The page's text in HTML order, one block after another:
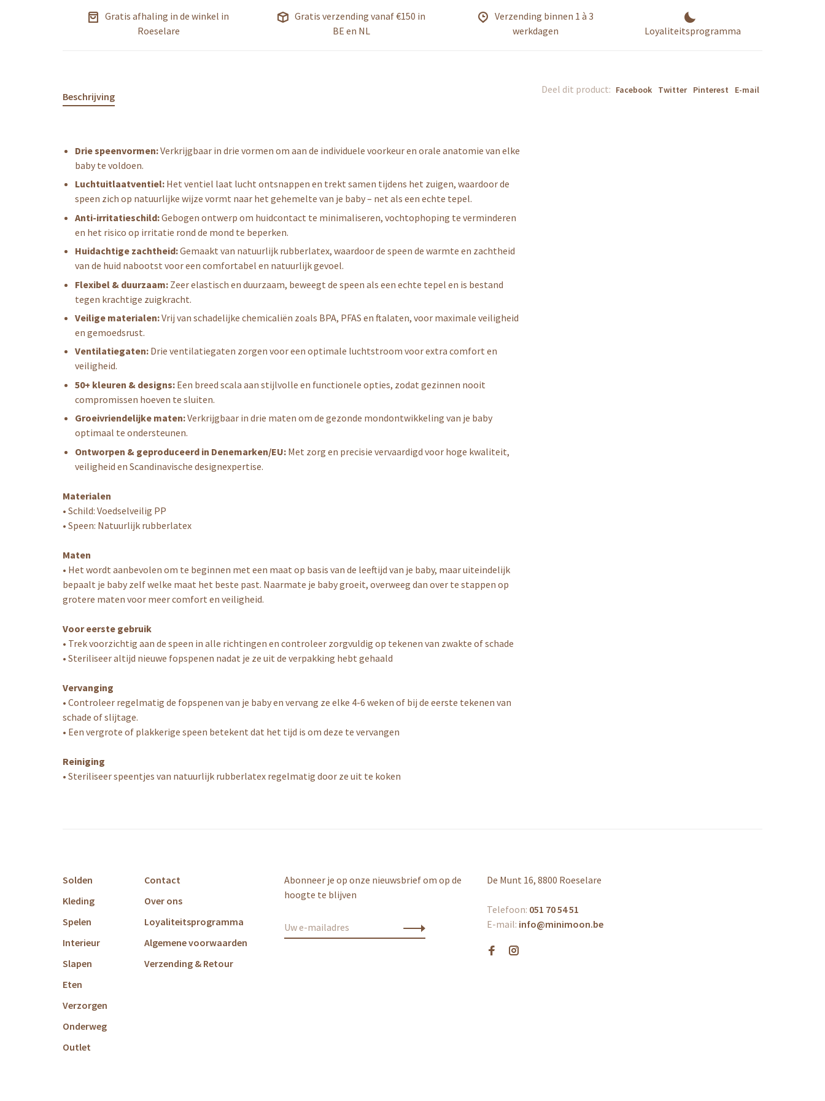
Gratis afhaling in de winkel in
Roeselare
Gratis verzending vanaf €150 in
BE en NL
Verzending binnen 1 à 3
werkdagen
Loyaliteitsprogramma
Deel dit product: Facebook Twitter Pinterest E-mail
Beschrijving
Drie speenvormen:Verkrijgbaar in drie vormen om aan de individuele voorkeur en orale anatomie van elke
baby te voldoen.
Luchtuitlaatventiel: Het ventiel laat lucht ontsnappen en trekt samen tijdens het zuigen, waardoor de
speen zich op natuurlijke wijze vormt naar het gehemelte van je baby – net als een echte tepel.
Anti-irritatieschild:Gebogen ontwerp om huidcontact te minimaliseren, vochtophoping te verminderen
en het risico op irritatie rond de mond te beperken.
Huidachtige zachtheid:Gemaakt van natuurlijk rubberlatex, waardoor de speen de warmte en zachtheid
van de huid nabootst voor een comfortabel en natuurlijk gevoel.
Flexibel & duurzaam: Zeer elastisch en duurzaam, beweegt de speen als een echte tepel en is bestand
tegen krachtige zuigkracht.
Veilige materialen:Vrij van schadelijke chemicaliën zoals BPA, PFAS en ftalaten, voor maximale veiligheid
en gemoedsrust.
Ventilatiegaten: Drie ventilatiegaten zorgen voor een optimale luchtstroom voor extra comfort en
veiligheid.
50+ kleuren & designs: Een breed scala aan stijlvolle en functionele opties, zodat gezinnen nooit
compromissen hoeven te sluiten.
Groeivriendelijke maten:Verkrijgbaar in drie maten om de gezonde mondontwikkeling van je baby
optimaal te ondersteunen.
Ontworpen & geproduceerd in Denemarken/EU: Met zorg en precisie vervaardigd voor hoge kwaliteit,
veiligheid en Scandinavische designexpertise.
Materialen
• Schild: Voedselveilig PP
• Speen: Natuurlijk rubberlatex
Maten
• Het wordt aanbevolen om te beginnen met een maat op basis van de leeftijd van je baby, maar uiteindelijk
bepaalt je baby zelf welke maat het beste past. Naarmate je baby groeit, overweeg dan over te stappen op
grotere maten voor meer comfort en veiligheid.
Voor eerste gebruik
• Trek voorzichtig aan de speen in alle richtingen en controleer zorgvuldig op tekenen van zwakte of schade
• Steriliseer altijd nieuwe fopspenen nadat je ze uit de verpakking hebt gehaald
Vervanging
• Controleer regelmatig de fopspenen van je baby en vervang ze elke 4-6 weken of bij de eerste tekenen van
schade of slijtage.
• Een vergrote of plakkerige speen betekent dat het tijd is om deze te vervangen
Reiniging
• Steriliseer speentjes van natuurlijk rubberlatex regelmatig door ze uit te koken
Solden
Kleding
Spelen
Interieur
Slapen
Eten
Verzorgen
Onderweg
Outlet
Contact
Over ons
Loyaliteitsprogramma
Algemene voorwaarden
Verzending & Retour
Abonneer je op onze nieuwsbrief om op de
hoogte te blijven
De Munt 16, 8800 Roeselare
Telefoon: 051 70 54 51
E-mail: info@minimoon.be